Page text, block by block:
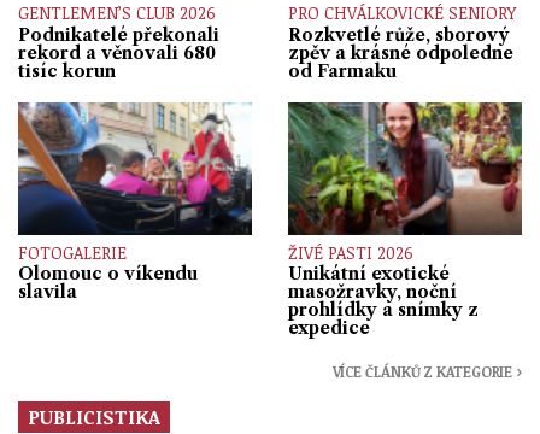
GENTLEMEN’S CLUB 2026
Podnikatelé překonali
rekord a věnovali 680
tisíc korun
PRO CHVÁLKOVICKÉ SENIORY
Rozkvetlé růže, sborový
zpěv a krásné odpoledne
od Farmaku
FOTOGALERIE
Olomouc o víkendu
slavila
ŽIVÉ PASTI 2026
Unikátní exotické
masožravky, noční
prohlídky a snímky z
expedice
VÍCE ČLÁNKŮ Z KATEGORIE ›
PUBLICISTIKA